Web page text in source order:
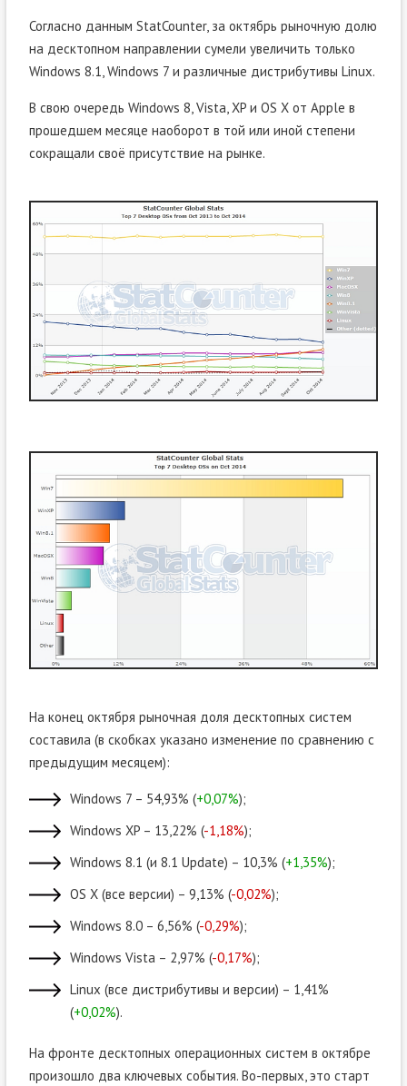
Согласно данным StatCounter, за октябрь рыночную долю
на десктопном направлении сумели увеличить только
Windows 8.1, Windows 7 и различные дистрибутивы Linux.
В свою очередь Windows 8, Vista, XP и OS X от Apple в
прошедшем месяце наоборот в той или иной степени
сокращали своё присутствие на рынке.
На конец октября рыночная доля десктопных систем
составила (в скобках указано изменение по сравнению с
предыдущим месяцем):
Windows 7 – 54,93% (+0,07%);
Windows XP – 13,22% (-1,18%);
Windows 8.1 (и 8.1 Update) – 10,3% (+1,35%);
OS X (все версии) – 9,13% (-0,02%);
Windows 8.0 – 6,56% (-0,29%);
Windows Vista – 2,97% (-0,17%);
Linux (все дистрибутивы и версии) – 1,41%
(+0,02%).
На фронте десктопных операционных систем в октябре
произошло два ключевых события. Во-первых, это старт